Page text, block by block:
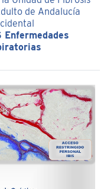
de Andalucía
Enfermedades